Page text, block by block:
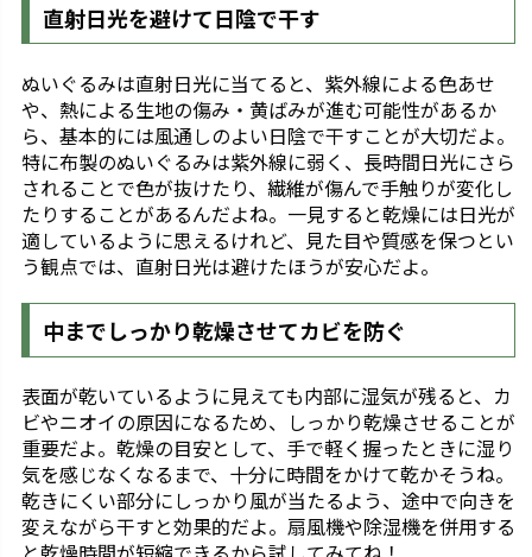
直射日光を避けて日陰で干す
ぬいぐるみは直射日光に当てると、紫外線による色あせ
や、熱による生地の傷み・黄ばみが進む可能性があるか
ら、基本的には風通しのよい日陰で干すことが大切だよ。
特に布製のぬいぐるみは紫外線に弱く、長時間日光にさら
されることで色が抜けたり、繊維が傷んで手触りが変化し
たりすることがあるんだよね。一見すると乾燥には日光が
適しているように思えるけれど、見た目や質感を保つとい
う観点では、直射日光は避けたほうが安心だよ。
中までしっかり乾燥させてカビを防ぐ
表面が乾いているように見えても内部に湿気が残ると、カ
ビやニオイの原因になるため、しっかり乾燥させることが
重要だよ。乾燥の目安として、手で軽く握ったときに湿り
気を感じなくなるまで、十分に時間をかけて乾かそうね。
乾きにくい部分にしっかり風が当たるよう、途中で向きを
変えながら干すと効果的だよ。扇風機や除湿機を併用する